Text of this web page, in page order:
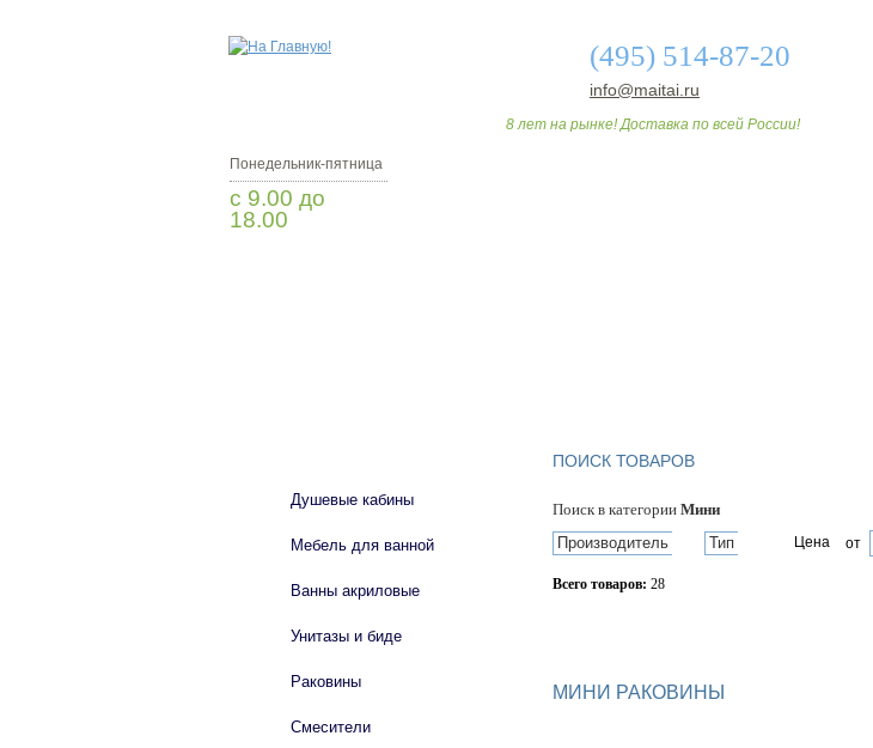
(495) 514-87-20
info@maitai.ru
8 лет на рынке! Доставка по всей России!
Понедельник-пятница
с 9.00 до
18.00
ПОИСК ТОВАРОВ
Поиск в категории Мини
Производитель
Тип Цена от
Всего товаров: 28
МИНИ РАКОВИНЫ
Душевые кабины
Мебель для ванной
Ванны акриловые
Унитазы и биде
Раковины
Смесители